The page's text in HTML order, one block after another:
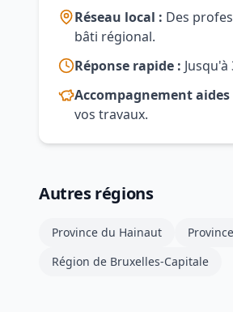
Réseau local : Des
bâti régional.
Réponse rapide :
Accompagnement aides
vos travaux.
Autres régions
Province du Hainaut
Région de Bruxelles-Capitale